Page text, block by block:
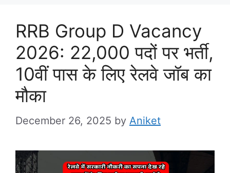
RRB Group D Vacancy
2026: 22,000 पदों पर भर्ती,
10वीं पास के लिए रेलवे जॉब का
मौका
December 26, 2025 by Aniket